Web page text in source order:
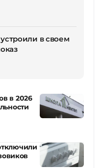
в своем
в 2026